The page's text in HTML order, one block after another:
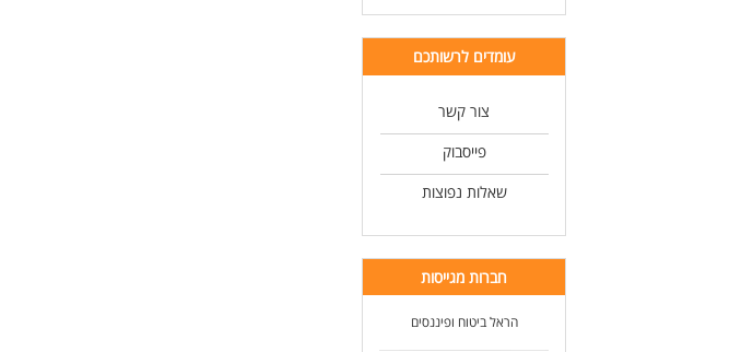
עומדים לרשותכם
צור קשר
פייסבוק
שאלות נפוצות
חברות מגייסות
הראל ביטוח ופיננסים